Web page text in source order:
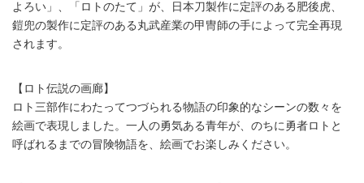
よろい」、「ロトのたて」が、日本刀製作に定評のある肥後虎、
鎧兜の製作に定評のある丸武産業の甲冑師の手によって完全再現
されます。
【ロト伝説の画廊】
ロト三部作にわたってつづられる物語の印象的なシーンの数々を
絵画で表現しました。一人の勇気ある青年が、のちに勇者ロトと
呼ばれるまでの冒険物語を、絵画でお楽しみください。